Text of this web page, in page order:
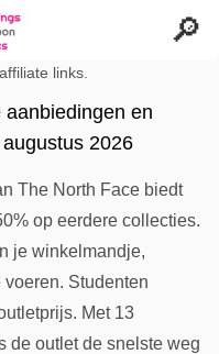
links.
en
2026
The North Face biedt
op eerdere collecties.
je winkelmandje,
Studenten
Met 13
de outlet de snelste weg